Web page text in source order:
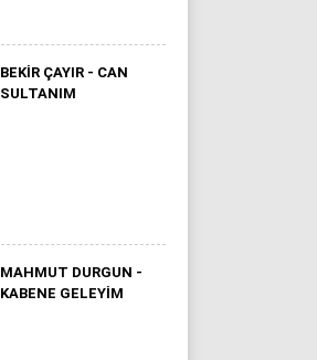
BEKİR ÇAYIR - CAN
SULTANIM
MAHMUT DURGUN -
KABENE GELEYIM